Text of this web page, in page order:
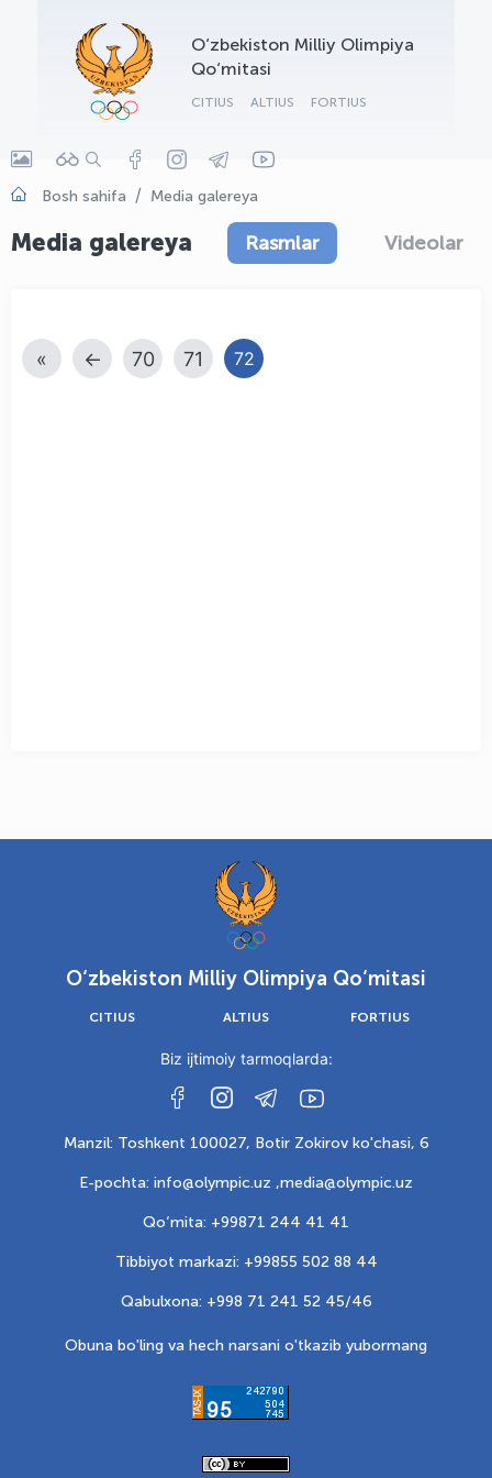
O‘zbekiston Milliy Olimpiya
Qo‘mitasi
CITIUS ALTIUS FORTIUS
Bosh sahifa Media galereya
Media galereya Rasmlar Videolar
« ← 70 71 72
O‘zbekiston Milliy Olimpiya Qo‘mitasi
CITIUS ALTIUS FORTIUS
Biz ijtimoiy tarmoqlarda:
Manzil: Toshkent 100027, Botir Zokirov ko'chasi, 6
E-pochta: info@olympic.uz ,media@olympic.uz
Qo‘mita: +99871 244 41 41
Tibbiyot markazi: +99855 502 88 44
Qabulxona: +998 71 241 52 45/46
Obuna bo'ling va hech narsani o'tkazib yubormang
OLYMPCHIK AI - yordamchi
Onlayn · olympic.uz